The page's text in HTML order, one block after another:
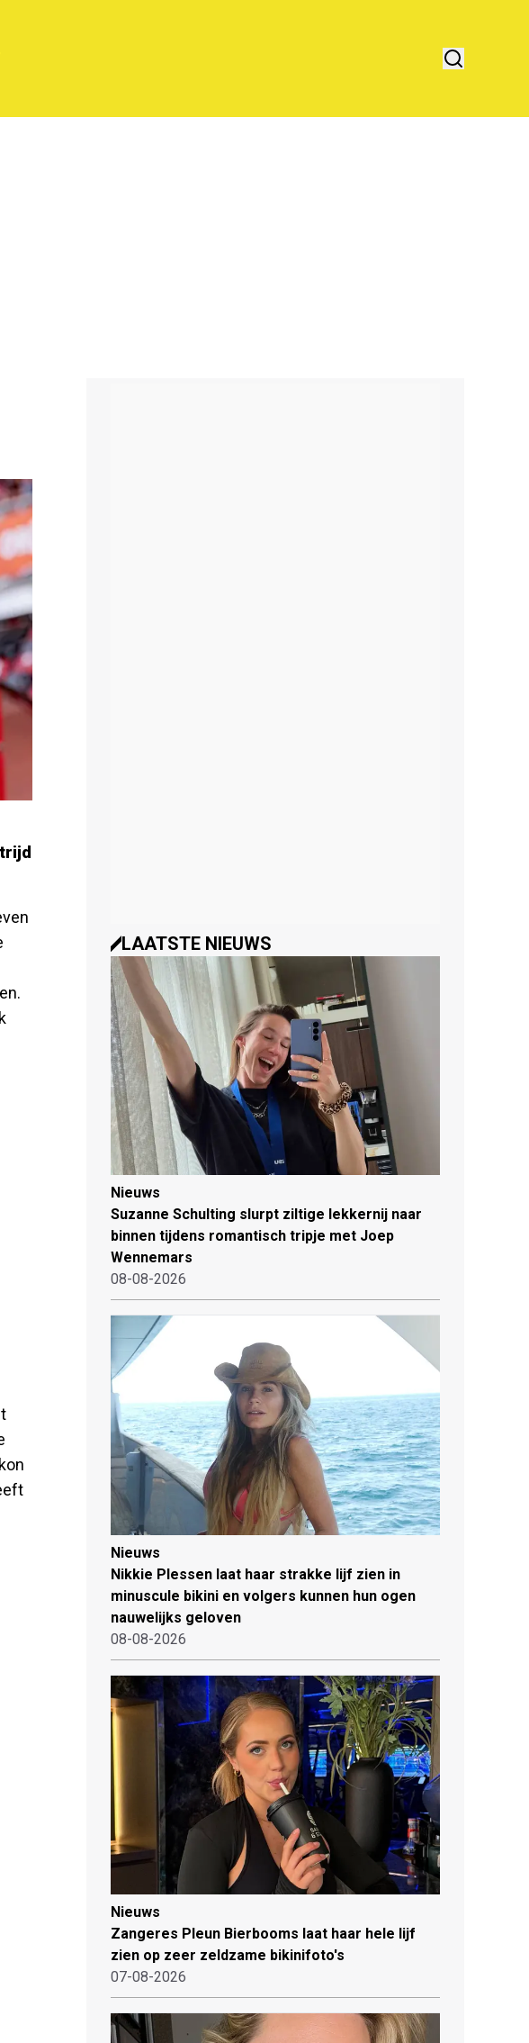
LAATSTE NIEUWS
Nieuws
Suzanne Schulting slurpt ziltige lekkernij naar
binnen tijdens romantisch tripje met Joep
Wennemars
08-08-2026
Nieuws
Nikkie Plessen laat haar strakke lijf zien in
minuscule bikini en volgers kunnen hun ogen
nauwelijks geloven
08-08-2026
Nieuws
Zangeres Pleun Bierbooms laat haar hele lijf
zien op zeer zeldzame bikinifoto's
07-08-2026